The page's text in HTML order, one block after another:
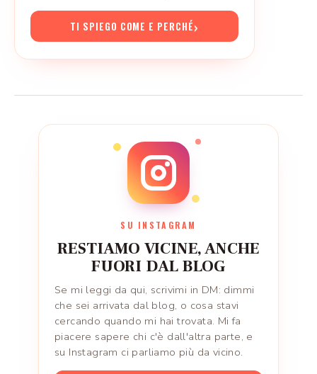
TI SPIEGO COME E PERCHÉ›
SU INSTAGRAM
RESTIAMO VICINE, ANCHE
FUORI DAL BLOG
Se mi leggi da qui, scrivimi in DM: dimmi
che sei arrivata dal blog, o cosa stavi
cercando quando mi hai trovata. Mi fa
piacere sapere chi c'è dall'altra parte, e
su Instagram ci parliamo più da vicino.